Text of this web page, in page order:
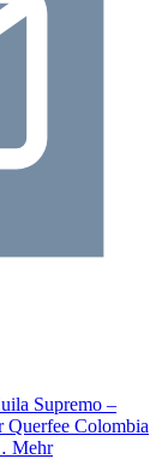
Supremo –
Querfee Colombia
Mehr